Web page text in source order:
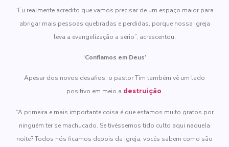
“Eu realmente acredito que vamos precisar de um espaço maior para
abrigar mais pessoas quebradas e perdidas, porque nossa igreja
leva a evangelização a sério”, acrescentou.
‘Confiamos em Deus’
Apesar dos novos desafios, o pastor Tim também vê um lado
positivo em meio a destruição.
“A primeira e mais importante coisa é que estamos muito gratos por
ninguém ter se machucado. Se tivéssemos tido culto aqui naquela
noite? Todos nós ficamos depois da igreja, vocês sabem como são